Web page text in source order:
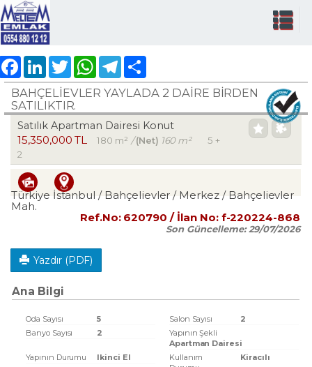
FacebookLinkedInTwitter WhatsAppTelegram
BAHÇELİEVLER YAYLADA 2 DAİRE BİRDEN
SATILIKTIR.
Satılık Apartman Dairesi Konut
15,350,000 TL 180 m² /(Net) 160 m²
5 +
2
Türkiye İstanbul / Bahçelievler / Merkez / Bahçelievler
Mah.
Ref.No: 620790 / İlan No: f-220224-868
Son Güncelleme:29/07/2026
Yazdır (PDF)
Ana Bilgi
Oda Sayısı 5 Salon Sayısı
2
Banyo Sayısı
2
Yapının Şekli
Apartman Dairesi
Yapının Durumu
Ikinci El
Kullanım
Kiracılı